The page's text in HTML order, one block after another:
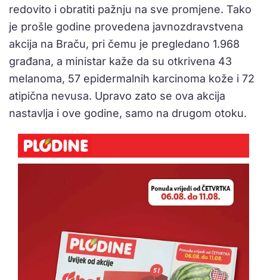
redovito i obratiti pažnju na sve promjene. Tako
je prošle godine provedena javnozdravstvena
akcija na Braču, pri čemu je pregledano 1.968
građana, a ministar kaže da su otkrivena 43
melanoma, 57 epidermalnih karcinoma kože i 72
atipična nevusa. Upravo zato se ova akcija
nastavlja i ove godine, samo na drugom otoku.